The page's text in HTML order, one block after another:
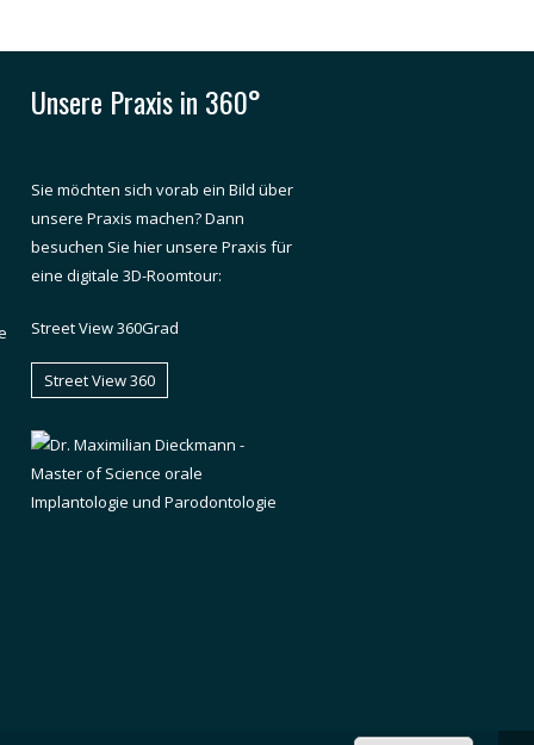
Unsere Praxis in 360°
Sie möchten sich vorab ein Bild über
unsere Praxis machen? Dann
besuchen Sie hier unsere Praxis für
eine digitale 3D-Roomtour:
Street View 360Grad
Street View 360